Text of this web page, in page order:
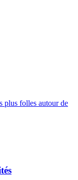
plus folles autour de